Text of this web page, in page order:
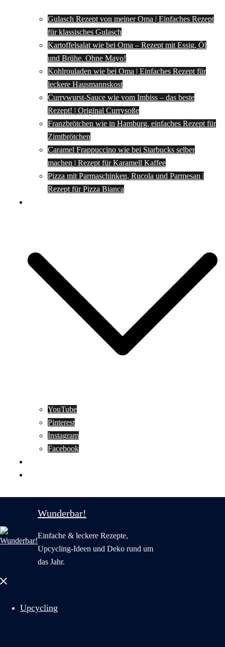
Gulasch Rezept von meiner Oma | Einfaches Rezept
für klassisches Gulasch
Kartoffelsalat wie bei Oma – Rezept mit Essig, Öl
und Brühe. Ohne Mayo!
Kohlrouladen wie bei Oma | Einfaches Rezept für
leckere Hausmannskost
Currywurst-Sauce wie vom Imbiss – das beste
Rezept! | Original Currysoße
Franzbrötchen wie in Hamburg, einfaches Rezept für
Zimtbrötchen
Caramel Frappuccino wie bei Starbucks selber
machen | Rezept für Karamell Kaffee
Pizza mit Parmaschinken, Rucola und Parmesan |
Rezept für Pizza Bianca
YouTube
Pinterest
Instagram
Facebook
Wunderbar!
Einfache & leckere Rezepte,
Upcycling-Ideen und Deko rund um
das Jahr.
Menü
Upcycling